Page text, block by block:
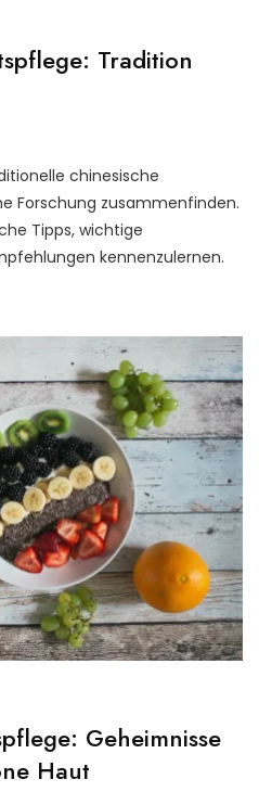
Tradition
chinesische
Forschung zusammenfinden.
Tipps, wichtige
kennenzulernen.
Geheimnisse
Haut